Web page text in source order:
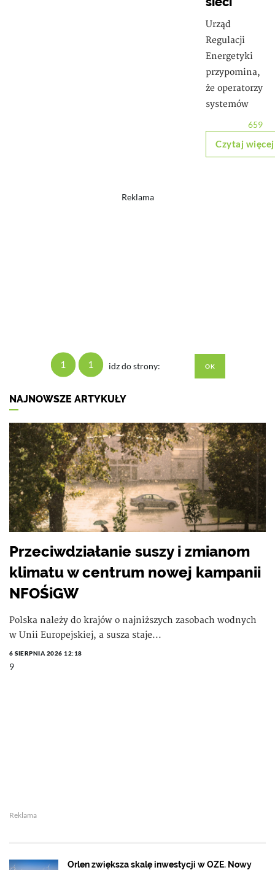
Urząd
Regulacji
Energetyki
przypomina,
że operatorzy
systemów
659
Czytaj więcej
Reklama
1 1 idz do strony:
NAJNOWSZE ARTYKUŁY
Przeciwdziałanie suszy i zmianom
klimatu w centrum nowej kampanii
NFOŚiGW
Polska należy do krajów o najniższych zasobach wodnych
w Unii Europejskiej, a susza staje...
6 SIERPNIA 2026 12:18
9
Reklama
Orlen zwiększa skalę inwestycji w OZE. Nowy